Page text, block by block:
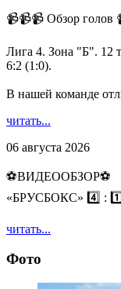
📹📹📹 Обзор голов
Лига 4. Зона "Б". 12
6:2 (1:0).
В нашей команде
читать...
06 августа 2026
⚽️ВИДЕООБЗОР⚽️
«БРУСБОКС» 4️⃣ :
читать...
Фото